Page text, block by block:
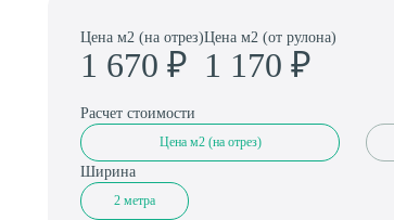
Цена м2 (на отрез)
1 670 ₽
Цена м2 (от рулона)
1 170 ₽
Расчет стоимости
Цена м2 (на отрез)
Ширина
2 метра